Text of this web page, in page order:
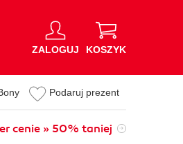
ZALOGUJ KOSZYK
Podaruj prezent
cenie » 50% taniej